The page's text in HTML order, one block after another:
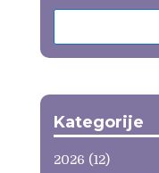
Kategorije
2026 (12)